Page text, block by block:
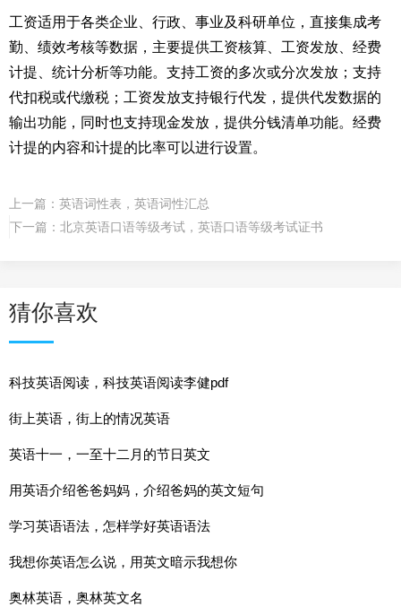
工资适用于各类企业、行政、事业及科研单位，直接集成考
勤、绩效考核等数据，主要提供工资核算、工资发放、经费
计提、统计分析等功能。支持工资的多次或分次发放；支持
代扣税或代缴税；工资发放支持银行代发，提供代发数据的
输出功能，同时也支持现金发放，提供分钱清单功能。经费
计提的内容和计提的比率可以进行设置。
上一篇： 英语词性表，英语词性汇总
下一篇： 北京英语口语等级考试，英语口语等级考试证书
猜你喜欢
科技英语阅读，科技英语阅读李健pdf
街上英语，街上的情况英语
英语十一，一至十二月的节日英文
用英语介绍爸爸妈妈，介绍爸妈的英文短句
学习英语语法，怎样学好英语语法
我想你英语怎么说，用英文暗示我想你
奥林英语，奥林英文名